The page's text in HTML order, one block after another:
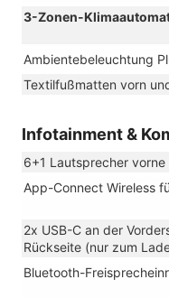
3-Zonen-
Ambientebeleuchtung
Textilfußmatten vorn
Infotainment &
6+1 Lautsprecher vorne
App-Connect Wireless
2x USB-C an der
Rückseite (nur zum
Bluetooth-